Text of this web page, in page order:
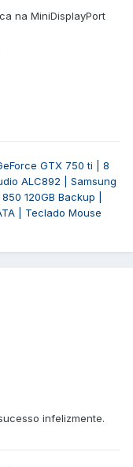
na MiniDisplayPort
GTX 750 ti | 8
ALC892 | Samsung
120GB Backup |
| Teclado Mouse
infelizmente.